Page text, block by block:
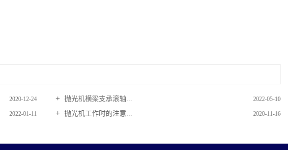
2020-12-24 抛光机横梁支承滚轴... 2022-05-10
2022-01-11 抛光机工作时的注意... 2020-11-16